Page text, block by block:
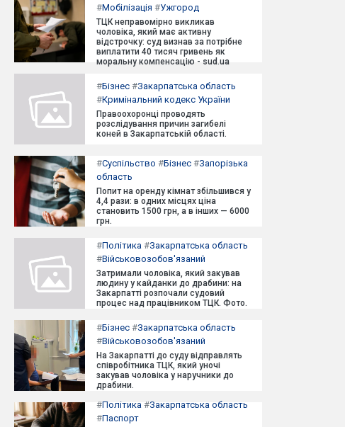
#Мобілізація #Ужгород
ТЦК неправомірно викликав
чоловіка, який має активну
відстрочку: суд визнав за потрібне
виплатити 40 тисяч гривень як
моральну компенсацію - sud.ua
#Бізнес #Закарпатська область
#Кримінальний кодекс України
Правоохоронці проводять
розслідування причин загибелі
коней в Закарпатській області.
#Суспільство #Бізнес #Запорізька
область
Попит на оренду кімнат збільшився у
4,4 рази: в одних місцях ціна
становить 1500 грн, а в інших — 6000
грн.
#Політика #Закарпатська область
#Військовозобов'язаний
Затримали чоловіка, який закував
людину у кайданки до драбини: на
Закарпатті розпочали судовий
процес над працівником ТЦК. Фото.
#Бізнес #Закарпатська область
#Військовозобов'язаний
На Закарпатті до суду відправлять
співробітника ТЦК, який уночі
закував чоловіка у наручники до
драбини.
#Політика #Закарпатська область
#Паспорт